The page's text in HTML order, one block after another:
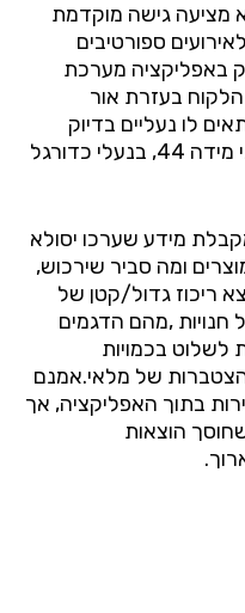
מציעה גישה מוקדמת
ספורטיבים
באפליקציה מערכת
בעזרת אור
לו נעליים בדיוק
במידה (בנעלי ריצה של נייקי אני מידה 44, בנעלי כדורגל
מידע שערכו יסולא
ומה סביר שירכוש,
ריכוז גדול/קטן של
,מהם הדגמים
לשלוט בכמויות
מהצטברות של מלאי.אמנם
בתוך האפליקציה, אך
הוצאות